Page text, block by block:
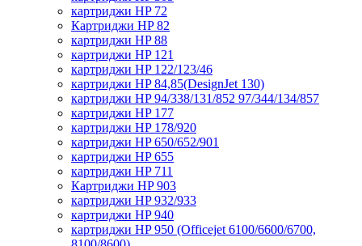
картриджи HP 72
Картриджи HP 82
картриджи HP 88
картриджи HP 121
картриджи HP 122/123/46
картриджи HP 84,85(DesignJet 130)
картриджи HP 94/338/131/852 97/344/134/857
картриджи HP 177
картриджи HP 178/920
картриджи HP 650/652/901
картриджи HP 655
картриджи HP 711
Картриджи HP 903
картриджи HP 932/933
картриджи HP 940
картриджи HP 950 (Officejet 6100/6600/6700,